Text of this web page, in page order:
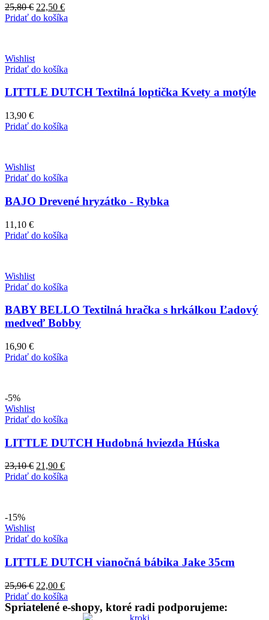
25,80€ Pôvodná
cena
22,50 €Aktuálna
cena
Pridať do košíka
Wishlist
Pridať do košíka
LITTLE DUTCH Textilná loptička Kvety a motýle
13,90 €
Pridať do košíka
Wishlist
Pridať do košíka
BAJO Drevené hryzátko - Rybka
11,10 €
Pridať do košíka
Wishlist
Pridať do košíka
BABY BELLO Textilná hračka s hrkálkou Ľadový
medveď Bobby
16,90 €
Pridať do košíka
-5%
Wishlist
Pridať do košíka
LITTLE DUTCH Hudobná hviezda Húska
23,10€ Pôvodná
cena
21,90 €Aktuálna
cena
Pridať do košíka
-15%
Wishlist
Pridať do košíka
LITTLE DUTCH vianočná bábika Jake 35cm
25,96€ Pôvodná
cena
bola:
22,00 €Aktuálna
cena
je:
22,00 €.
Pridať do košíka
Spriatelené e-shopy, ktoré radi podporujeme: